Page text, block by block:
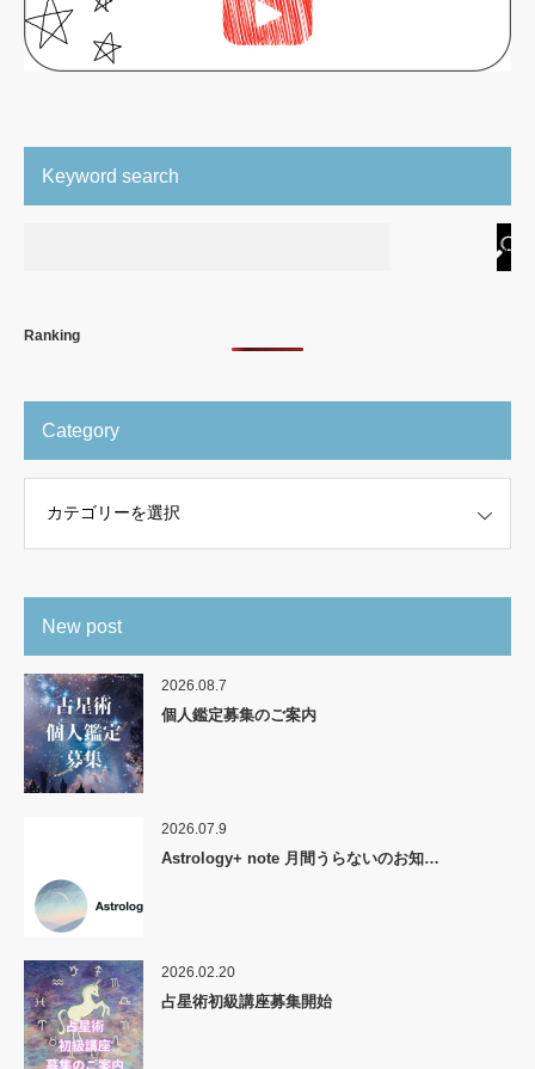
Keyword search
Ranking
Category
New post
2026.08.7
個人鑑定募集のご案内
2026.07.9
Astrology+ note 月間うらないのお知…
2026.02.20
占星術初級講座募集開始